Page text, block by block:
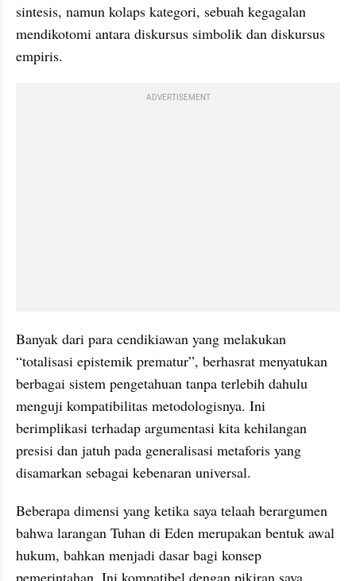
sintesis, namun kolaps kategori, sebuah kegagalan
mendikotomi antara diskursus simbolik dan diskursus
empiris.
ADVERTISEMENT
Banyak dari para cendikiawan yang melakukan
“totalisasi epistemik prematur”, berhasrat menyatukan
berbagai sistem pengetahuan tanpa terlebih dahulu
menguji kompatibilitas metodologisnya. Ini
berimplikasi terhadap argumentasi kita kehilangan
presisi dan jatuh pada generalisasi metaforis yang
disamarkan sebagai kebenaran universal.
Beberapa dimensi yang ketika saya telaah berargumen
bahwa larangan Tuhan di Eden merupakan bentuk awal
hukum, bahkan menjadi dasar bagi konsep